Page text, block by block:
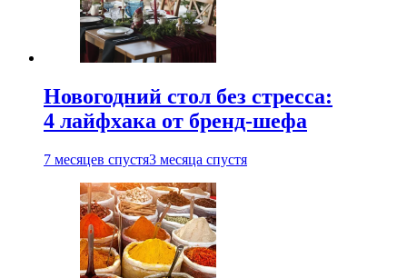
Новогодний стол без стресса:
4 лайфхака от бренд-шефа
7 месяцев спустя3 месяца спустя